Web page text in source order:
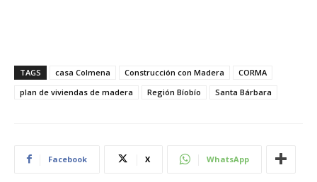
TAGS casa Colmena Construcción con Madera
CORMA
plan de viviendas de madera
Región Bíobío Santa Bárbara
Facebook X WhatsApp